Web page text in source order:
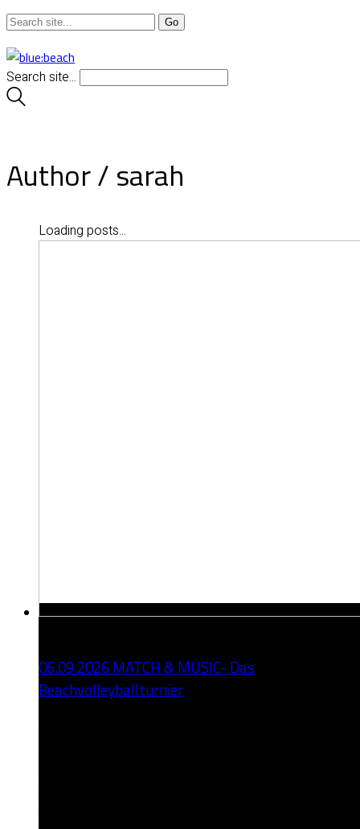
Search site...
Author / sarah
Loading posts...
06.09.2026 MATCH & MUSIC- Das
Beachvolleyballturnier